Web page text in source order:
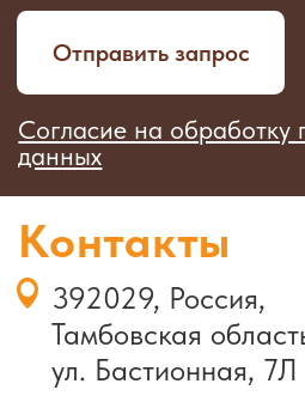
Я даю согласие на обработку
персональных данных
Согласие на обработку персональных
данных
Отправить